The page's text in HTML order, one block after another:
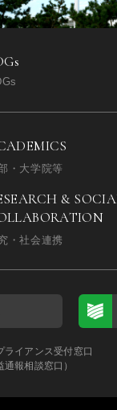
・大学院等
&
・社会連携
ライアンス受付窓口
通報相談窓口）